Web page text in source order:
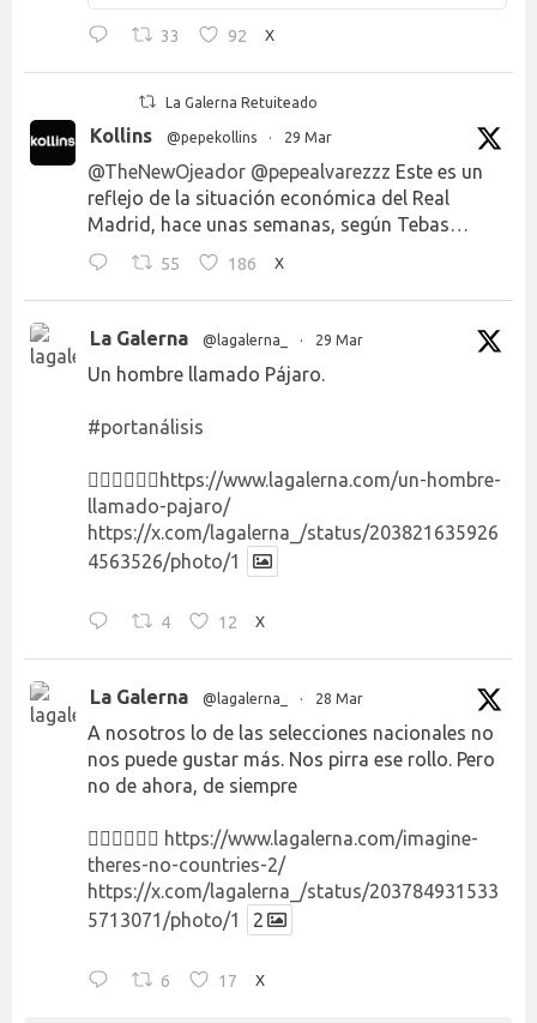
33 92 X
La Galerna Retuiteado
Kollins @pepekollins · 29 Mar
@TheNewOjeador @pepealvarezzz Este es un
reflejo de la situación económica del Real
Madrid, hace unas semanas, según Tebas…
55 186 X
La Galerna @lagalerna_ · 29 Mar
Un hombre llamado Pájaro.
#portanálisis
👉🏻👉🏻👉🏻 https://www.lagalerna.com/un-hombre-
llamado-pajaro/
https://x.com/lagalerna_/status/203821635926
4563526/photo/1
4 12 X
La Galerna @lagalerna_ · 28 Mar
A nosotros lo de las selecciones nacionales no
nos puede gustar más. Nos pirra ese rollo. Pero
no de ahora, de siempre
👉🏻👉🏻👉🏻 https://www.lagalerna.com/imagine-
theres-no-countries-2/
https://x.com/lagalerna_/status/203784931533
5713071/photo/1
2
6 17 X